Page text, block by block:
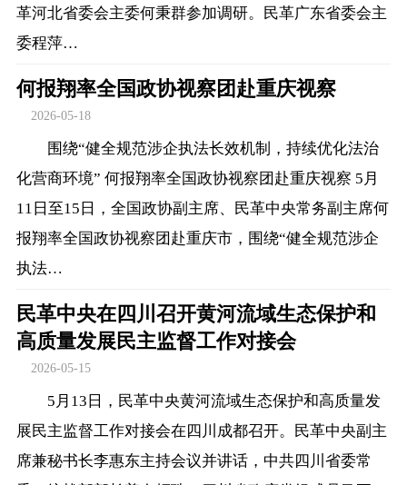
革河北省委会主委何秉群参加调研。民革广东省委会主
委程萍…
何报翔率全国政协视察团赴重庆视察
2026-05-18
围绕“健全规范涉企执法长效机制，持续优化法治
化营商环境” 何报翔率全国政协视察团赴重庆视察 5月
11日至15日，全国政协副主席、民革中央常务副主席何
报翔率全国政协视察团赴重庆市，围绕“健全规范涉企
执法…
民革中央在四川召开黄河流域生态保护和
高质量发展民主监督工作对接会
2026-05-15
5月13日，民革中央黄河流域生态保护和高质量发
展民主监督工作对接会在四川成都召开。民革中央副主
席兼秘书长李惠东主持会议并讲话，中共四川省委常